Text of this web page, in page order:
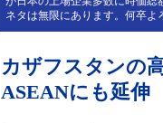
ネタは無限にあります。何卒よ
カザフスタンの
ASEANにも延伸